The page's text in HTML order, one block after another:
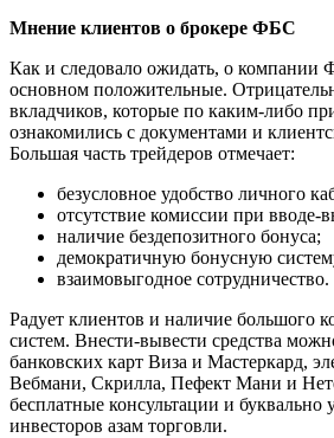
Мнение клиентов о брокере ФБС
Как и следовало ожидать, о компании
основном положительные.
вкладчиков, которые по каким-либо
ознакомились с документами и
Большая часть трейдеров отмечает:
безусловное удобство личного
отсутствие комиссии при вводе-
наличие бездепозитного бонуса;
демократичную бонусную
взаимовыгодное сотрудничество.
Радует клиентов и наличие большого
систем. Внести-вывести средства
банковских карт Виза и Мастеркард,
Вебмани, Скрилла, Пефект Мани и
бесплатные консультации и
инвесторов азам торговли.